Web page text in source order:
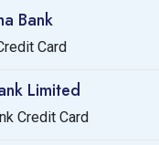
Bank
Card
Limited
Credit Card